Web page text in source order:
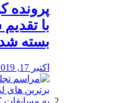
پرونده
با
بسته
اکتبر 17, 2019